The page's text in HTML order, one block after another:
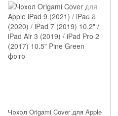
Чохол Origami Cover для Apple